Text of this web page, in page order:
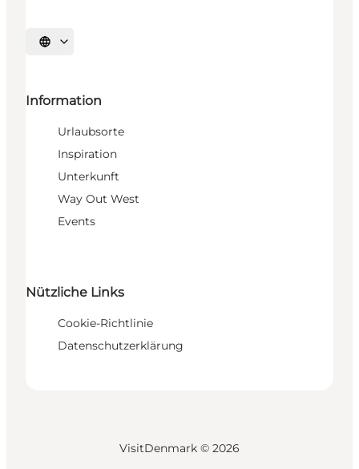
Sprache auswählen
Information
Urlaubsorte
Inspiration
Unterkunft
Way Out West
Events
Nützliche Links
Cookie-Richtlinie
Datenschutzerklärung
VisitDenmark © 2026